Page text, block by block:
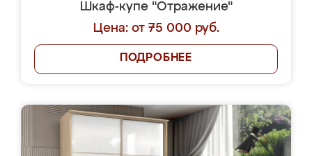
Шкаф-купе "Отражение"
Цена: от 75 000 руб.
ПОДРОБНЕЕ